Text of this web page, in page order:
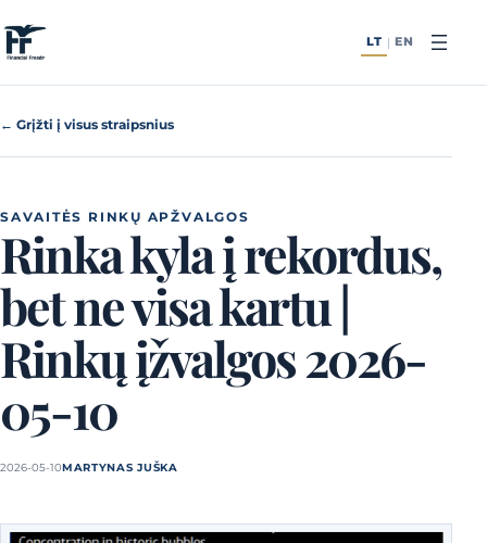
LT | EN
← Grįžti į visus straipsnius
SAVAITĖS RINKŲ APŽVALGOS
Rinka kyla į rekordus,
bet ne visa kartu |
Rinkų įžvalgos 2026-
05-10
2026-05-10MARTYNAS JUŠKA